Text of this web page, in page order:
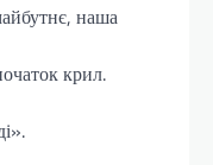
наша
крил.